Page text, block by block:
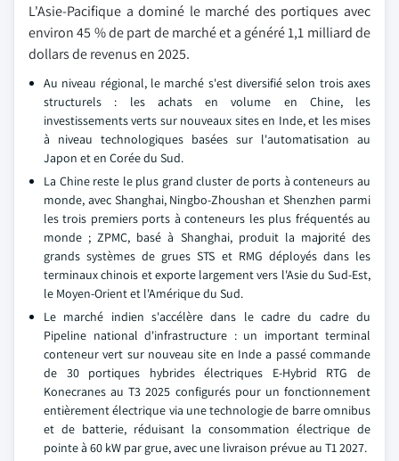
L'Asie-Pacifique a dominé le marché des portiques avec
environ 45 % de part de marché et a généré 1,1 milliard de
dollars de revenus en 2025.
Au niveau régional, le marché s'est diversifié selon trois axes
structurels : les achats en volume en Chine, les
investissements verts sur nouveaux sites en Inde, et les mises
à niveau technologiques basées sur l'automatisation au
Japon et en Corée du Sud.
La Chine reste le plus grand cluster de ports à conteneurs au
monde, avec Shanghai, Ningbo-Zhoushan et Shenzhen parmi
les trois premiers ports à conteneurs les plus fréquentés au
monde ; ZPMC, basé à Shanghai, produit la majorité des
grands systèmes de grues STS et RMG déployés dans les
terminaux chinois et exporte largement vers l'Asie du Sud-Est,
le Moyen-Orient et l'Amérique du Sud.
Le marché indien s'accélère dans le cadre du cadre du
Pipeline national d'infrastructure : un important terminal
conteneur vert sur nouveau site en Inde a passé commande
de 30 portiques hybrides électriques E-Hybrid RTG de
Konecranes au T3 2025 configurés pour un fonctionnement
entièrement électrique via une technologie de barre omnibus
et de batterie, réduisant la consommation électrique de
pointe à 60 kW par grue, avec une livraison prévue au T1 2027.